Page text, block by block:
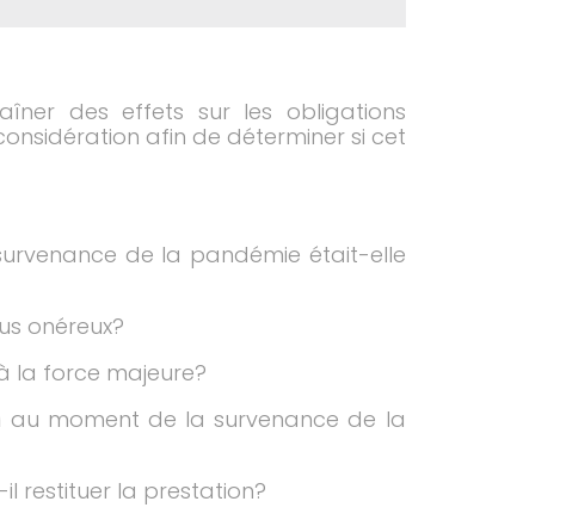
des effets sur les obligations
afin de déterminer si cet
de la pandémie était-elle
onéreux?
la force majeure?
moment de la survenance de la
restituer la prestation?